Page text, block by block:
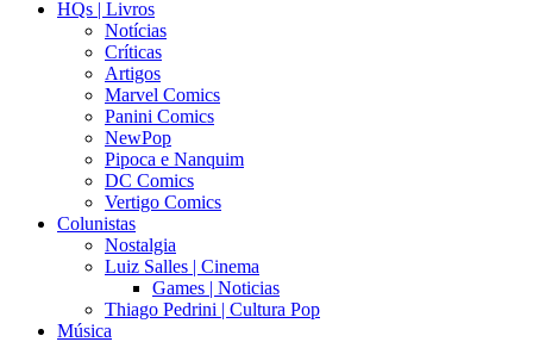
HQs | Livros
Notícias
Críticas
Artigos
Marvel Comics
Panini Comics
NewPop
Pipoca e Nanquim
DC Comics
Vertigo Comics
Colunistas
Nostalgia
Luiz Salles | Cinema
Games | Noticias
Thiago Pedrini | Cultura Pop
Música